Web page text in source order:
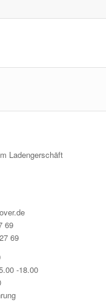
Ladengerschäft
69
69
-18.00